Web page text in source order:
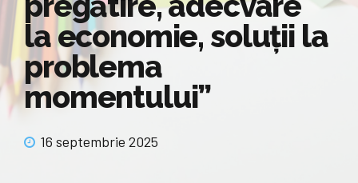
la economie, soluții la
problema
momentului”
16 septembrie 2025